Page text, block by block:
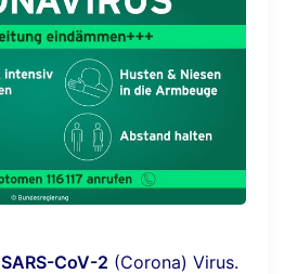
SARS-CoV-2 (Corona) Virus.